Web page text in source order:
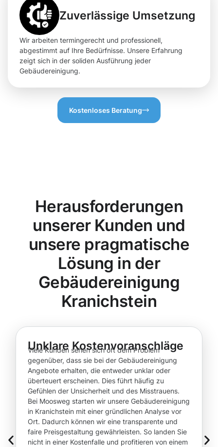
Zuverlässige Umsetzung
Wir arbeiten termingerecht und professionell,
abgestimmt auf Ihre Bedürfnisse. Unsere Erfahrung
zeigt sich in der soliden Ausführung jeder
Gebäudereinigung.
Kostenloses Beratung
Herausforderungen
unserer Kunden und
unsere pragmatische
Lösung in der
Gebäudereinigung
Kranichstein
Unklare Kostenvoranschläge
Viele Kunden sehen sich oft dem Problem
gegenüber, dass sie bei der Gebäudereinigung
Angebote erhalten, die entweder unklar oder
überteuert erscheinen. Dies führt häufig zu
Gefühlen der Unsicherheit und des Misstrauens.
Bei Moosweg starten wir unsere Gebäudereinigung
in Kranichstein mit einer gründlichen Analyse vor
Ort. Dadurch können wir eine transparente und
faire Preisgestaltung gewährleisten. So landen Sie
nicht in einer Kostenfalle und profitieren von einem